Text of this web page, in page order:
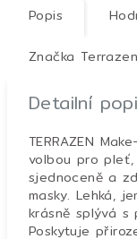
Popis
Značka Terrazen
Detailní
TERRAZEN
volbou pro
sjednoceně a
masky. Lehká,
krásně splývá
Poskytuje